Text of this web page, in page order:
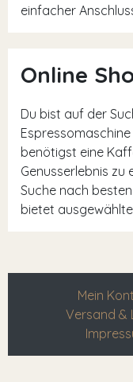
einfacher
Online
Du bist auf der
benötigst eine
Genusserlebnis zu
Suche nach
bietet
Mein
Versand &